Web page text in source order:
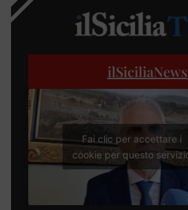
ilSiciliaNews
Fai clic per accettare i
cookie per questo